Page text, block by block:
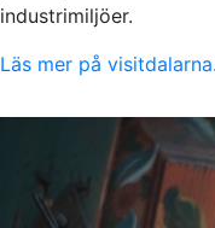
industrimiljöer.
Läs mer på